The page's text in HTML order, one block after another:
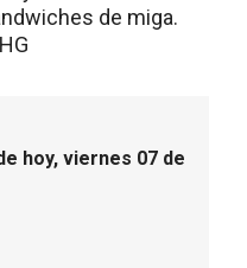
de miga.
hoy, viernes 07 de